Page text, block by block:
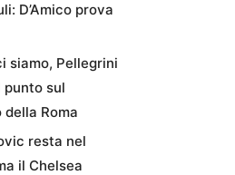
D’Amico prova
siamo, Pellegrini
sul
Roma
resta nel
il Chelsea